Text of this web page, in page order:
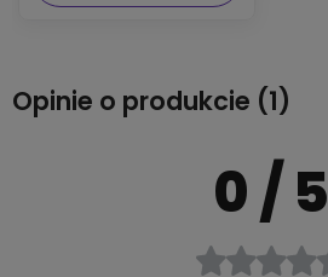
Opinie o produkcie (1)
0/ 5